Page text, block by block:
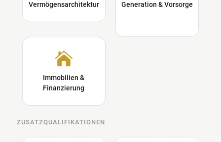
Vermögensarchitektur Generation & Vorsorge

Immobilien &
Finanzierung
ZUSATZQUALIFIKATIONEN